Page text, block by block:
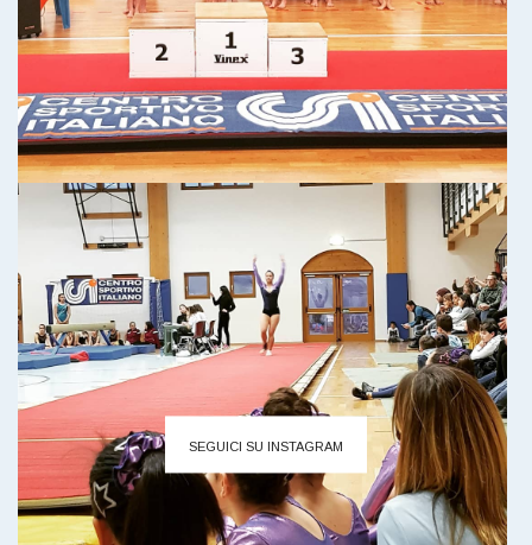
SEGUICI SU INSTAGRAM